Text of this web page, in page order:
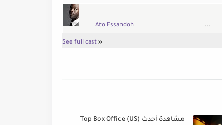
Ato Essandoh ...
See full cast »
Top Box Office (US) مشاهدة أحدث